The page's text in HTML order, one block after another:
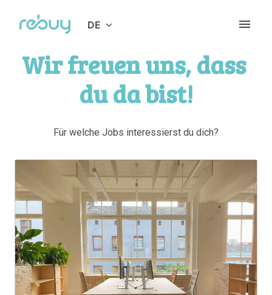
Inhalt
Startseite DE
Wir freuen uns, dass
du da bist!
Für welche Jobs interessierst du dich?